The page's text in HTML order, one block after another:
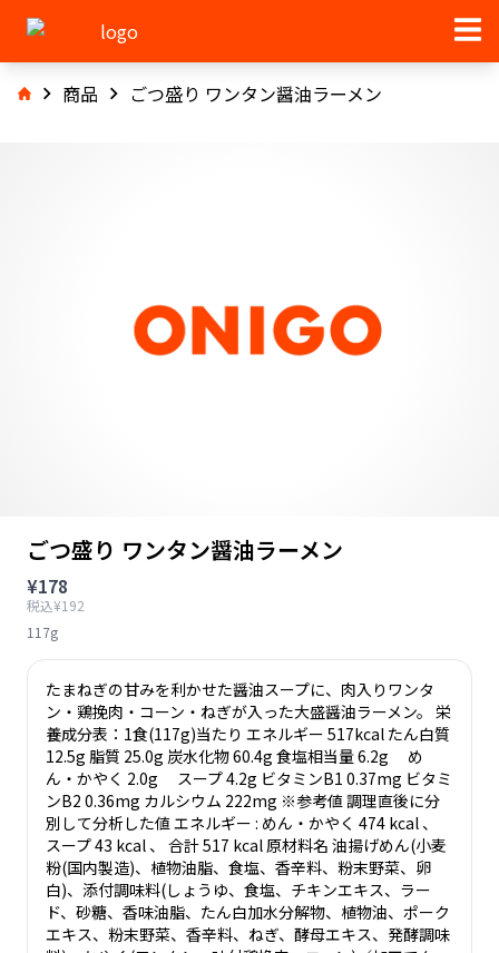
商品 ごつ盛り ワンタン醤油ラーメン
ごつ盛り ワンタン醤油ラーメン
¥178
税込¥192
117g
たまねぎの甘みを利かせた醤油スープに、肉入りワンタ
ン・鶏挽肉・コーン・ねぎが入った大盛醤油ラーメン。 栄
養成分表：1食(117g)当たり エネルギー 517kcal たん白質
12.5g 脂質 25.0g 炭水化物 60.4g 食塩相当量 6.2g め
ん・かやく 2.0g スープ 4.2g ビタミンB1 0.37mg ビタミ
ンB2 0.36mg カルシウム 222mg ※参考値 調理直後に分
別して分析した値 エネルギー : めん・かやく 474 kcal 、
スープ 43 kcal 、 合計 517 kcal 原材料名 油揚げめん(小麦
粉(国内製造)、植物油脂、食塩、香辛料、粉末野菜、卵
白)、添付調味料(しょうゆ、食塩、チキンエキス、ラー
ド、砂糖、香味油脂、たん白加水分解物、植物油、ポーク
エキス、粉末野菜、香辛料、ねぎ、酵母エキス、発酵調味